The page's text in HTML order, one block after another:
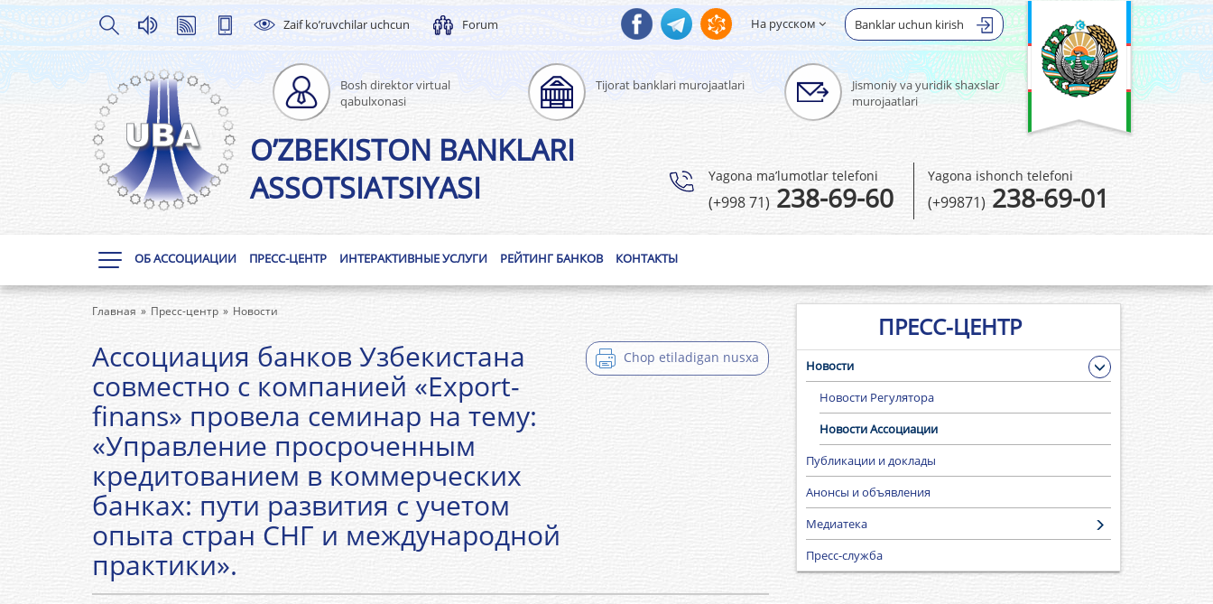
Zaif ko’ruvchilar uchcun Forum Banklar uchun kirish
На русском
Bosh direktor virtual
qabulxonasi
Tijorat banklari murojaatlari
Jismoniy va yuridik shaxslar
murojaatlari
O’ZBEKISTON BANKLARI
ASSOTSIATSIYASI
Yagona ma’lumotlar telefoni
(+998 71)238-69-60
Yagona ishonch telefoni
(+99871) 238-69-01
ОБ АССОЦИАЦИИ ПРЕСС-ЦЕНТР ИНТЕРАКТИВНЫЕ УСЛУГИ РЕЙТИНГ БАНКОВ КОНТАКТЫ
Главная Пресс-центр Новости
Chop etiladigan nusxa
Ассоциация банков Узбекистана
совместно с компанией «Export-
finans» провела семинар на тему:
«Управление просроченным
кредитованием в коммерческих
банках: пути развития с учетом
опыта стран СНГ и международной
практики».
ПРЕСС-ЦЕНТР
Новости
Новости Регулятора
Новости Ассоциации
Публикации и доклады
Анонсы и объявления
Медиатека
Пресс-служба